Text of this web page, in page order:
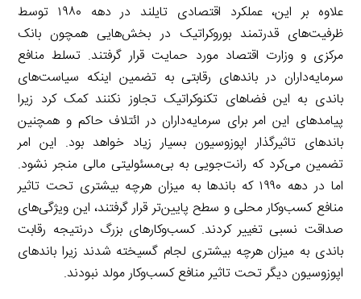
علاوه بر این، عملکرد اقتصادی تایلند در دهه ۱۹۸۰ توسط
ظرفیت‌های قدرتمند بوروکراتیک در بخش‌هایی همچون بانک
مرکزی و وزارت اقتصاد مورد حمایت قرار گرفتند. تسلط منافع
سرمایه‌داران در باندهای رقابتی به تضمین اینکه سیاست‌های
باندی به این فضاهای تکنوکراتیک تجاوز نکنند کمک کرد زیرا
پیامدهای این امر برای سرمایه‌داران در ائتلاف حاکم و همچنین
باندهای تاثیرگذار اپوزوسیون بسیار زیاد خواهد بود. این امر
تضمین می‌کرد که رانت‌جویی به بی‌مسئولیتی مالی منجر نشود.
اما در دهه ۱۹۹۰ که باندها به میزان هرچه بیشتری تحت تاثیر
منافع کسب‌وکار محلی و سطح پایین‌تر قرار گرفتند، این ویژگی‌های
صداقت نسبی تغییر کردند. کسب‌وکارهای بزرگ درنتیجه رقابت
باندی به میزان هرچه بیشتری لجام گسیخته شدند زیرا باندهای
اپوزوسیون دیگر تحت تاثیر منافع کسب‌وکار مولد نبودند.